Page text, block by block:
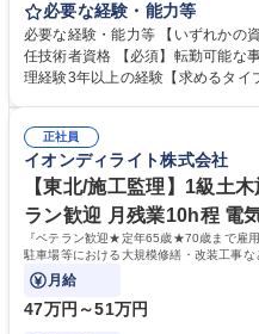
担当していただきます。※社員区分
いただけます。 ・グローバル社員（海外・日本国内転勤有） ・ナショナ
ル社員（日本国内転勤有）※備考
務内容＞■建物設備機器の操作運転
設管理】イオングループ★月残業
必要な経験・能力等
必要な経験・能力等 【いずれかの
任技術者資格 【必須】転勤可能な
理経験3年以上の経験【求めるタイ
ル、医療･福祉施設、学校施設など
います。入社後は、経験に応じた
さらなるスキルアップをサポート
ーで、施設管理のプロフェッショ
学歴・資格 学歴：大学院 大学 高
三種電気主任技術者 第二種電気工
正社員
イオンディライト株式会社
【東北/施工監理】1級土
ラン歓迎 月残業10h程 電
『ベテラン歓迎★定年65歳★70歳まで雇
駐車場等における大規模修繕・改装工事
受託案件を担当いただきゼネコン、
月給
47万円～51万円